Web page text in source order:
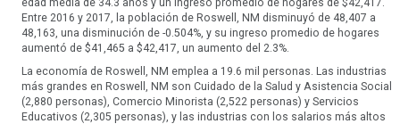
edad media de 34.3 años y un ingreso promedio de hogares de $42,417.
Entre 2016 y 2017, la población de Roswell, NM disminuyó de 48,407 a
48,163, una disminución de -0.504%, y su ingreso promedio de hogares
aumentó de $41,465 a $42,417, un aumento del 2.3%.
La economía de Roswell, NM emplea a 19.6 mil personas. Las industrias
más grandes en Roswell, NM son Cuidado de la Salud y Asistencia Social
(2,880 personas), Comercio Minorista (2,522 personas) y Servicios
Educativos (2,305 personas), y las industrias con los salarios más altos